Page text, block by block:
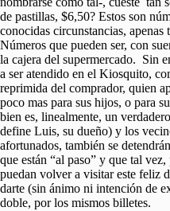
de pastillas, $6,50? Estos son
conocidas circunstancias,
Números que pueden ser, con
la cajera del supermercado. Sin
a ser atendido en el Kiosquito,
reprimida del comprador, quien
poco mas para sus hijos, o para
bien es, linealmente, un
define Luis, su dueño) y los
afortunados, también se
que están “al paso” y que tal
puedan volver a visitar este feliz
darte (sin ánimo ni intención de
doble, por los mismos billetes.